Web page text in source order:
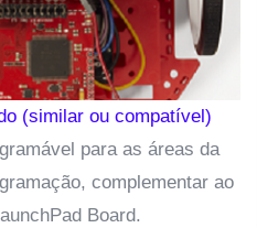
(similar ou compatível)
para as áreas da
complementar ao
Board.